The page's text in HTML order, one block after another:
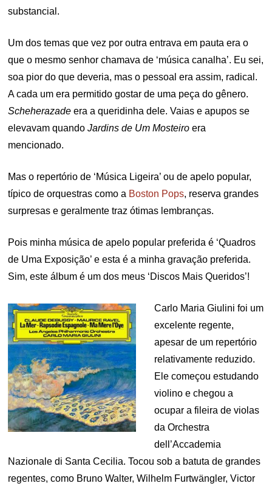
substancial.
Um dos temas que vez por outra entrava em pauta era o
que o mesmo senhor chamava de ‘música canalha’. Eu sei,
soa pior do que deveria, mas o pessoal era assim, radical.
A cada um era permitido gostar de uma peça do gênero.
Scheherazade era a queridinha dele. Vaias e apupos se
elevavam quandoJardins de Um Mosteiro era
mencionado.
Mas o repertório de ‘Música Ligeira’ ou de apelo popular,
típico de orquestras como a Boston Pops, reserva grandes
surpresas e geralmente traz ótimas lembranças.
Pois minha música de apelo popular preferida é ‘Quadros
de Uma Exposição’ e esta é a minha gravação preferida.
Sim, este álbum é um dos meus ‘Discos Mais Queridos’!
Carlo Maria Giulini foi um
excelente regente,
apesar de um repertório
relativamente reduzido.
Ele começou estudando
violino e chegou a
ocupar a fileira de violas
da Orchestra
dell’Accademia
Nazionale di Santa Cecilia. Tocou sob a batuta de grandes
regentes, como Bruno Walter, Wilhelm Furtwängler, Victor